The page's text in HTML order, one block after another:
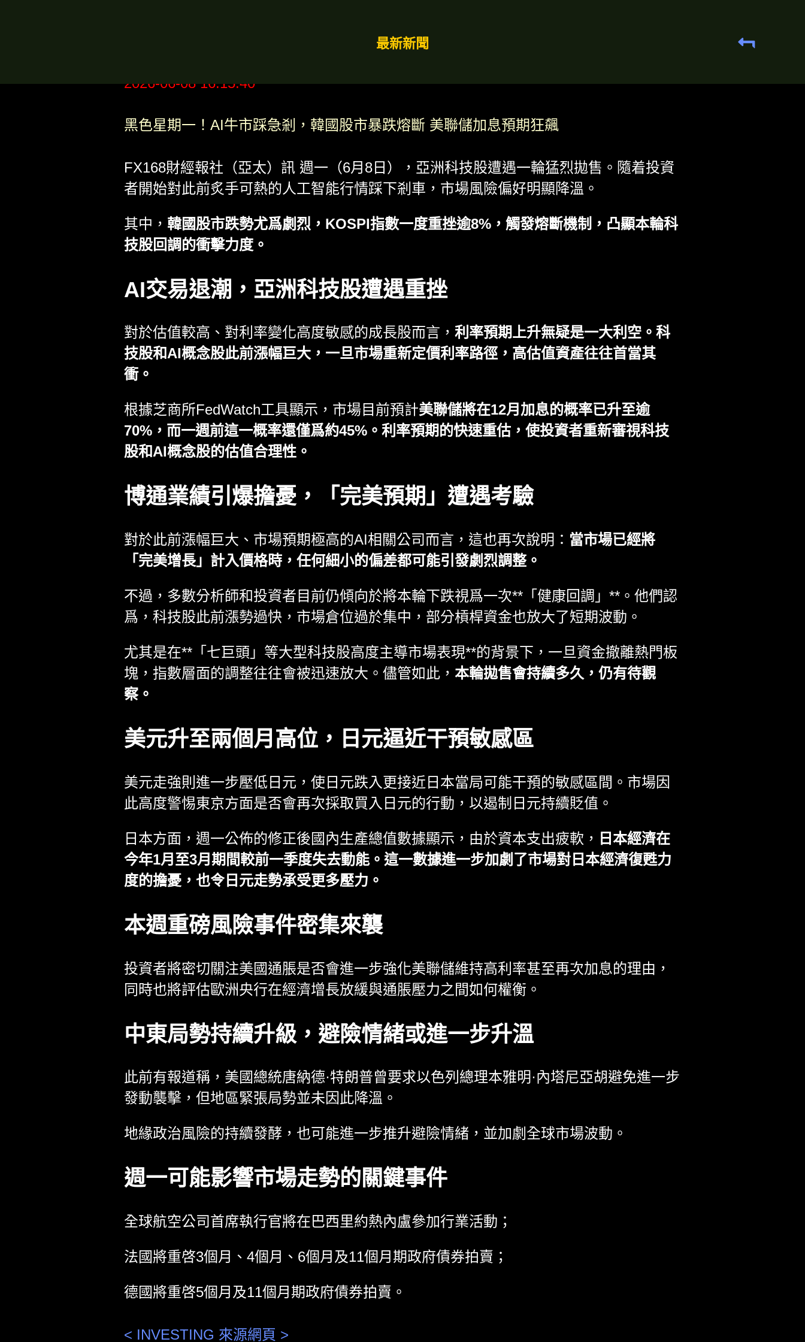
最新新聞
2026-06-08 16:15:40
黑色星期一！AI牛市踩急剎，韓國股市暴跌熔斷 美聯儲加息預期狂飆
FX168財經報社（亞太）訊 週一（6月8日），亞洲科技股遭遇一輪猛烈拋售。隨着投資
者開始對此前炙手可熱的人工智能行情踩下剎車，市場風險偏好明顯降溫。
其中， 韓國股市跌勢尤爲劇烈，KOSPI指數一度重挫逾8%，觸發熔斷機制，凸顯本輪科
技股回調的衝擊力度。
AI交易退潮，亞洲科技股遭遇重挫
對於估值較高、對利率變化高度敏感的成長股而言，利率預期上升無疑是一大利空。科
技股和AI概念股此前漲幅巨大，一旦市場重新定價利率路徑，高估值資產往往首當其
衝。
根據芝商所FedWatch工具顯示，市場目前預計美聯儲將在12月加息的概率已升至逾
70%，而一週前這一概率還僅爲約45%。利率預期的快速重估，使投資者重新審視科技
股和AI概念股的估值合理性。
博通業績引爆擔憂，「完美預期」遭遇考驗
對於此前漲幅巨大、市場預期極高的AI相關公司而言，這也再次說明： 當市場已經將
「完美增長」計入價格時，任何細小的偏差都可能引發劇烈調整。
不過，多數分析師和投資者目前仍傾向於將本輪下跌視爲一次**「健康回調」**。他們認
爲，科技股此前漲勢過快，市場倉位過於集中，部分槓桿資金也放大了短期波動。
尤其是在**「七巨頭」等大型科技股高度主導市場表現**的背景下，一旦資金撤離熱門板
塊，指數層面的調整往往會被迅速放大。儘管如此，本輪拋售會持續多久，仍有待觀
察。
美元升至兩個月高位，日元逼近干預敏感區
美元走強則進一步壓低日元，使日元跌入更接近日本當局可能干預的敏感區間。市場因
此高度警惕東京方面是否會再次採取買入日元的行動，以遏制日元持續貶值。
日本方面，週一公佈的修正後國內生產總值數據顯示，由於資本支出疲軟， 日本經濟在
今年1月至3月期間較前一季度失去動能。這一數據進一步加劇了市場對日本經濟復甦力
度的擔憂，也令日元走勢承受更多壓力。
本週重磅風險事件密集來襲
投資者將密切關注美國通脹是否會進一步強化美聯儲維持高利率甚至再次加息的理由，
同時也將評估歐洲央行在經濟增長放緩與通脹壓力之間如何權衡。
中東局勢持續升級，避險情緒或進一步升溫
此前有報道稱，美國總統唐納德·特朗普曾要求以色列總理本雅明·內塔尼亞胡避免進一步
發動襲擊，但地區緊張局勢並未因此降溫。
地緣政治風險的持續發酵，也可能進一步推升避險情緒，並加劇全球市場波動。
週一可能影響市場走勢的關鍵事件
全球航空公司首席執行官將在巴西里約熱內盧參加行業活動；
法國將重啓3個月、4個月、6個月及11個月期政府債券拍賣；
德國將重啓5個月及11個月期政府債券拍賣。
< INVESTING 來源網頁 >